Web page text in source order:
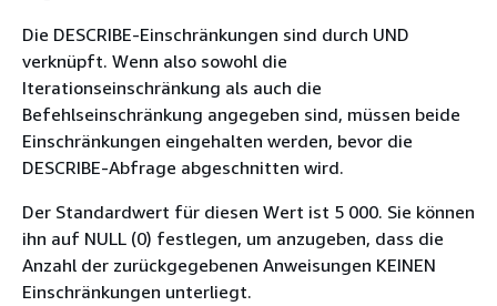
Die DESCRIBE-Einschränkungen sind durch UND
verknüpft. Wenn also sowohl die
Iterationseinschränkung als auch die
Befehlseinschränkung angegeben sind, müssen beide
Einschränkungen eingehalten werden, bevor die
DESCRIBE-Abfrage abgeschnitten wird.
Der Standardwert für diesen Wert ist 5 000. Sie können
ihn auf NULL (0) festlegen, um anzugeben, dass die
Anzahl der zurückgegebenen Anweisungen KEINEN
Einschränkungen unterliegt.